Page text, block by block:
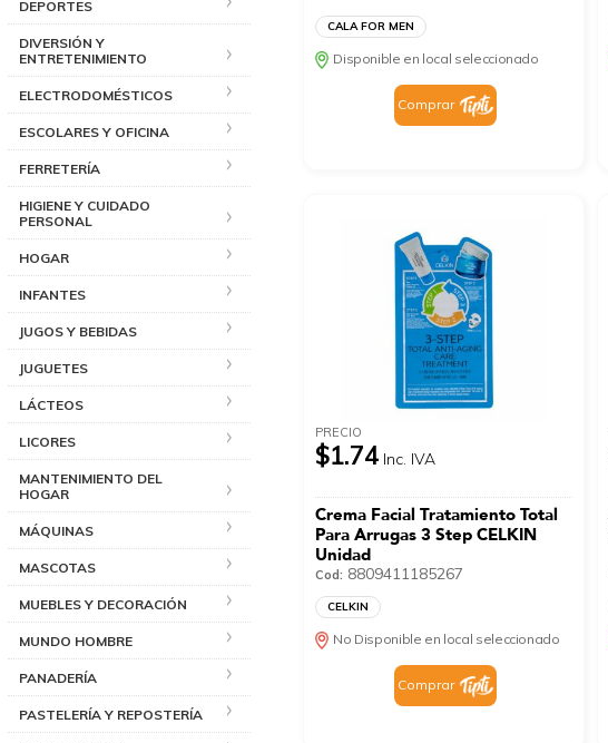
DEPORTES
DIVERSIÓN Y
ENTRETENIMIENTO
ELECTRODOMÉSTICOS
ESCOLARES Y OFICINA
FERRETERÍA
HIGIENE Y CUIDADO
PERSONAL
HOGAR
INFANTES
JUGOS Y BEBIDAS
JUGUETES
LÁCTEOS
LICORES
MANTENIMIENTO DEL
HOGAR
MÁQUINAS
MASCOTAS
MUEBLES Y DECORACIÓN
MUNDO HOMBRE
PANADERÍA
PASTELERÍA Y REPOSTERÍA
CALA FOR MEN
Disponible en local seleccionado
Comprar
PRECIO
$1.74 Inc. IVA
Crema Facial Tratamiento Total
Para Arrugas 3 Step CELKIN
Unidad
Cod: 8809411185267
CELKIN
No Disponible en local seleccionado
Comprar